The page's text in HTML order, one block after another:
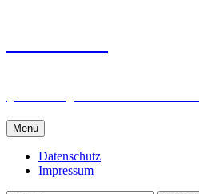
Menü
Datenschutz
Impressum